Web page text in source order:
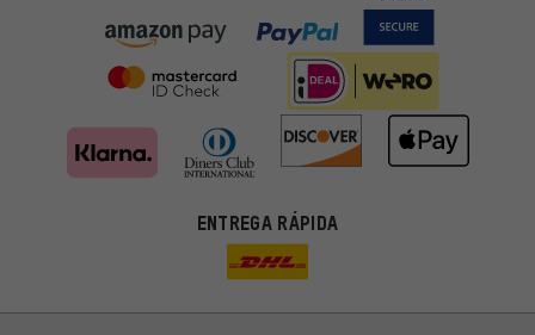
ENTREGA RÁPIDA